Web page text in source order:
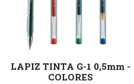
LAPIZ TINTA G-1 0,5mm -
COLORES